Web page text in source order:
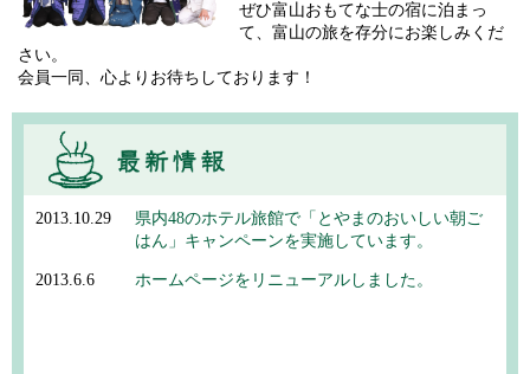
ぜひ富山おもてな士の宿に泊まっ
て、富山の旅を存分にお楽しみくだ
さい。
会員一同、心よりお待ちしております！
2013.10.29
県内48のホテル旅館で「とやまのおいしい朝ご
はん」キャンペーンを実施しています。
2013.6.6 ホームページをリニューアルしました。